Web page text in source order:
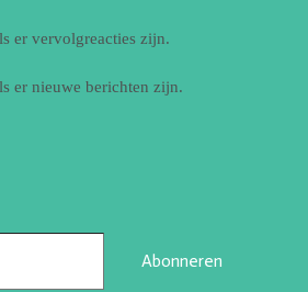
er vervolgreacties zijn.
er nieuwe berichten zijn.
Abonneren